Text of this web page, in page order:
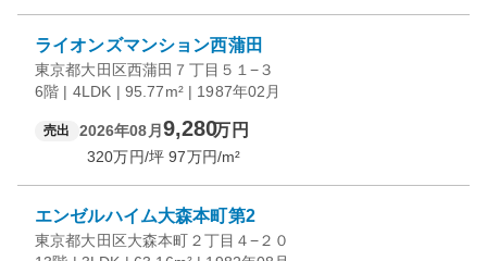
ライオンズマンション西蒲田
東京都大田区西蒲田７丁目５１−３
6階 | 4LDK | 95.77m² | 1987年02月
売出 2026年08月 9,280万円
320万円/坪 97万円/m²
エンゼルハイム大森本町第2
東京都大田区大森本町２丁目４−２０